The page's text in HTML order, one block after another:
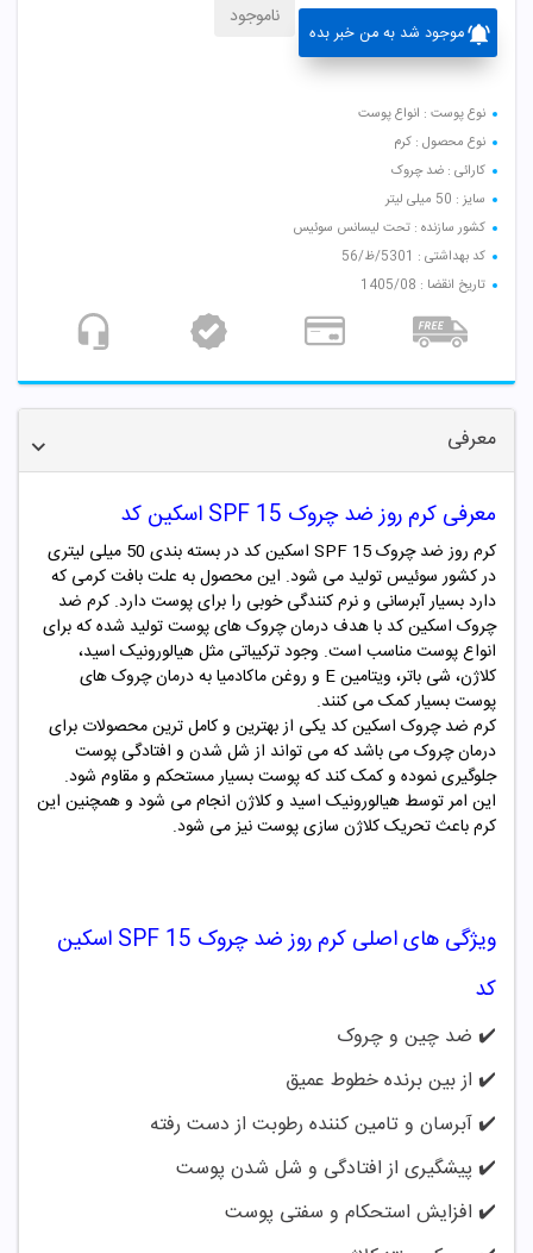
موجود شد به من خبر بده
ناموجود
نوع پوست : انواع پوست
نوع محصول : کرم
کارائی : ضد چروک
سایز : 50 میلی لیتر
کشور سازنده : تحت لیسانس سوئیس
کد بهداشتی : 5301/ظ/56
تاریخ انقضا : 1405/08
معرفی
معرفی کرم روز ضد چروک SPF 15 اسکین کد
کرم روز ضد چروک SPF 15 اسکین کد در بسته بندی 50 میلی لیتری
در کشور سوئیس تولید می شود. این محصول به علت بافت کرمی که
دارد بسیار آبرسانی و نرم کنندگی خوبی را برای پوست دارد. کرم ضد
چروک اسکین کد با هدف درمان چروک های پوست تولید شده که برای
انواع پوست مناسب است. وجود ترکیباتی مثل هیالورونیک اسید،
کلاژن، شی باتر، ویتامین E و روغن ماکادمیا به درمان چروک های
پوست بسیار کمک می کنند.
کرم ضد چروک اسکین کد یکی از بهترین و کامل ترین محصولات برای
درمان چروک می باشد که می تواند از شل شدن و افتادگی پوست
جلوگیری نموده و کمک کند که پوست بسیار مستحکم و مقاوم شود.
این امر توسط هیالورونیک اسید و کلاژن انجام می شود و همچنین این
کرم باعث تحریک کلاژن سازی پوست نیز می شود.
ویژگی های اصلی
کرم روز ضد چروک SPF 15 اسکین
کد
✔️ ضد چین و چروک
✔️ از بین برنده خطوط عمیق
✔️آبرسان و تامین کننده رطوبت از دست رفته
✔️ پیشگیری از افتادگی و شل شدن پوست
✔️ افزایش استحکام و سفتی پوست